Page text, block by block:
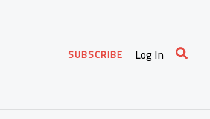
SUBSCRIBE Log In